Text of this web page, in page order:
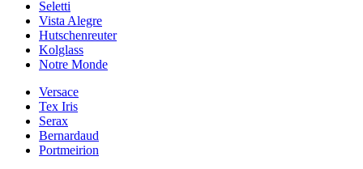
Seletti
Vista Alegre
Hutschenreuter
Kolglass
Notre Monde
Versace
Tex Iris
Serax
Bernardaud
Portmeirion